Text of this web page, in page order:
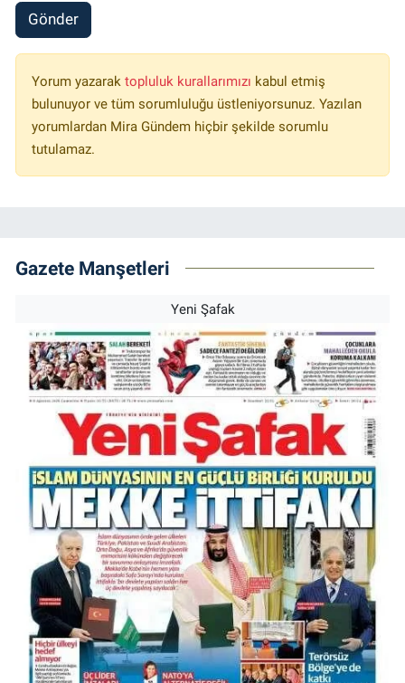
Gönder
Yorum yazarak topluluk kurallarımızı kabul etmiş
bulunuyor ve tüm sorumluluğu üstleniyorsunuz. Yazılan
yorumlardan Mira Gündem hiçbir şekilde sorumlu
tutulamaz.
Gazete Manşetleri
Yeni Şafak